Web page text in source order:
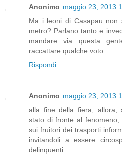
Anonimo maggio 23, 2013
Ma i leoni di Casapau
metro? Parlano tanto e
mandare via questa
raccattare qualche voto
Rispondi
Anonimo maggio 23, 2013
alla fine della fiera, allora,
stato di fronte al
sui fruitori dei trasporti
invitandoli a essere
delinquenti.